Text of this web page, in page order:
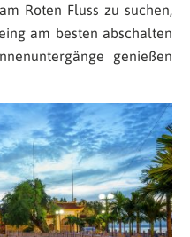
Roten Fluss zu suchen,
am besten abschalten
genießen